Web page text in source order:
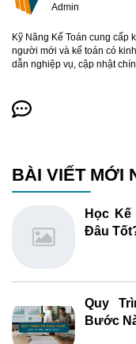
Admin
Kỹ Năng Kế Toán cung cấp
người mới và kế toán có
dẫn nghiệp vụ, cập nhật
BÀI VIẾT MỚI
Học
Đâu
Quy
Bước